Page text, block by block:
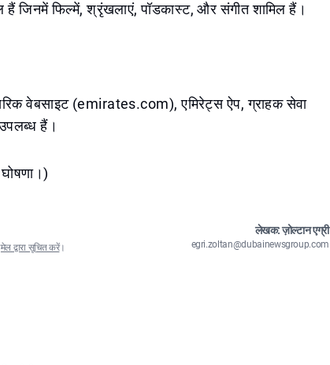
जिनमें फिल्में, श्रृंखलाएं, पॉडकास्ट, और संगीत शामिल हैं।
वेबसाइट (emirates.com), एमिरेट्स ऐप, ग्राहक सेवा
हैं।
द्वारा सूचित करें।
लेखक: ज़ोल्टान एग्री
egri.zoltan@dubainewsgroup.com